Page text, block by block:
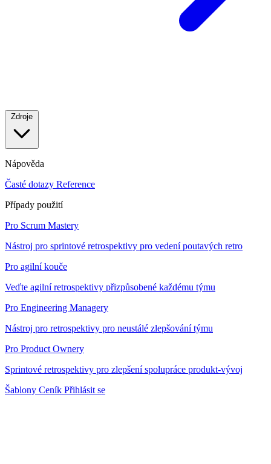
Nápověda
Časté dotazy Reference
Případy použití
Pro Scrum Mastery
Nástroj pro sprintové retrospektivy pro vedení poutavých retro
Pro agilní kouče
Veďte agilní retrospektivy přizpůsobené každému týmu
Pro Engineering Managery
Nástroj pro retrospektivy pro neustálé zlepšování týmu
Pro Product Ownery
Sprintové retrospektivy pro zlepšení spolupráce produkt-vývoj
Šablony Ceník Přihlásit se